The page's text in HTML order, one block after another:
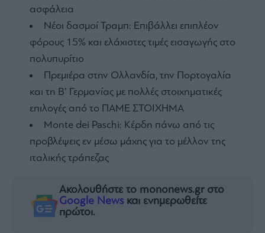
ασφάλεια
Nέοι δασμοί Τραμπ: Επιβάλλει επιπλέον
φόρους 15% και ελάχιστες τιμές εισαγωγής στο
πολυπυρίτιο
Πρεμιέρα στην Ολλανδία, την Πορτογαλία
και τη Β’ Γερμανίας με πολλές στοιχηματικές
επιλογές από το ΠΑΜΕ ΣΤΟΙΧΗΜΑ
Monte dei Paschi: Κέρδη πάνω από τις
προβλέψεις εν μέσω μάχης για το μέλλον της
ιταλικής τράπεζας
Ακολουθήστε το mononews.gr στο
Google News και ενημερωθείτε
πρώτοι.